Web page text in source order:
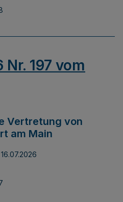
197 vom
Vertretung von
am Main
16.07.2026